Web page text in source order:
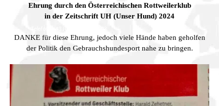
Ehrung durch den Österreichischen Rottweilerklub
in der Zeitschrift UH (Unser Hund) 2024
DANKE für diese Ehrung, jedoch viele Hände haben geholfen
der Politik den Gebrauchshundesport nahe zu bringen.